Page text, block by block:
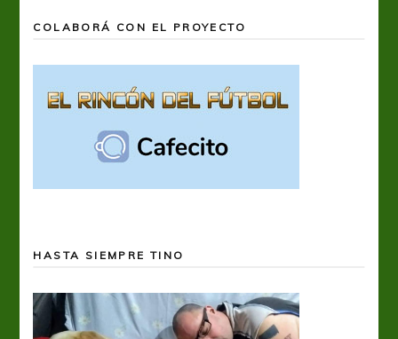
COLABORÁ CON EL PROYECTO
HASTA SIEMPRE TINO